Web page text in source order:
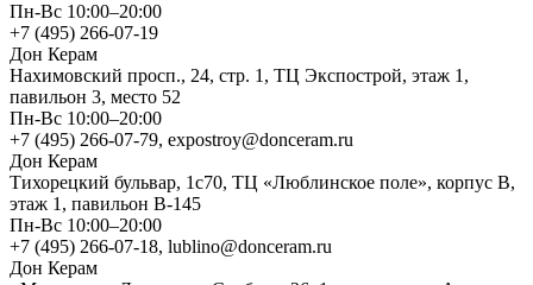
Пн-Вс 10:00–20:00
+7 (495) 266-07-19
Дон Керам
Нахимовский просп., 24, стр. 1, ТЦ Экспострой, этаж 1,
павильон 3, место 52
Пн-Вс 10:00–20:00
+7 (495) 266-07-79, expostroy@donceram.ru
Дон Керам
Тихорецкий бульвар, 1с70, ТЦ «Люблинское поле», корпус В,
этаж 1, павильон В-145
Пн-Вс 10:00–20:00
+7 (495) 266-07-18, lublino@donceram.ru
Дон Керам